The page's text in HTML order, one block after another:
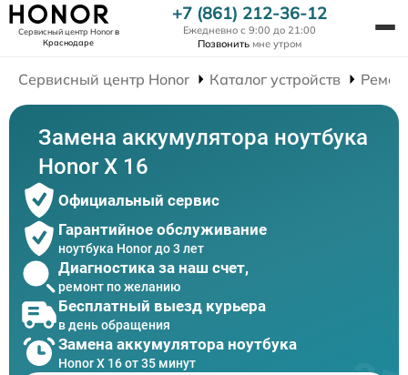
Сервисный центр Honorв
Краснодаре
+7 (861) 212-36-12
Ежедневно с 9:00 до 21:00
Позвонить мне утром
Сервисный центр Honor Каталог устройств
Замена аккумулятора ноутбука
Honor X 16
Официальный сервис
Гарантийное обслуживание
ноутбука Honor до 3 лет
Диагностика за наш счет,
ремонт по желанию
Бесплатный выезд курьера
в день обращения
Замена аккумулятора ноутбука
Honor X 16 от 35 минут